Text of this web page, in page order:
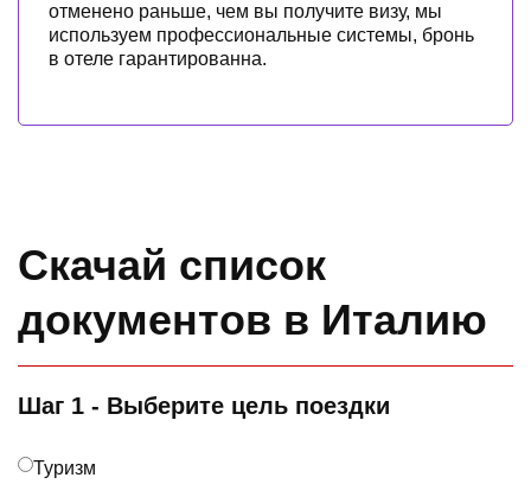
отменено раньше, чем вы получите визу, мы
используем профессиональные системы, бронь
в отеле гарантированна.
Скачай список
документов в Италию
Шаг 1 - Выберите цель поездки
Туризм